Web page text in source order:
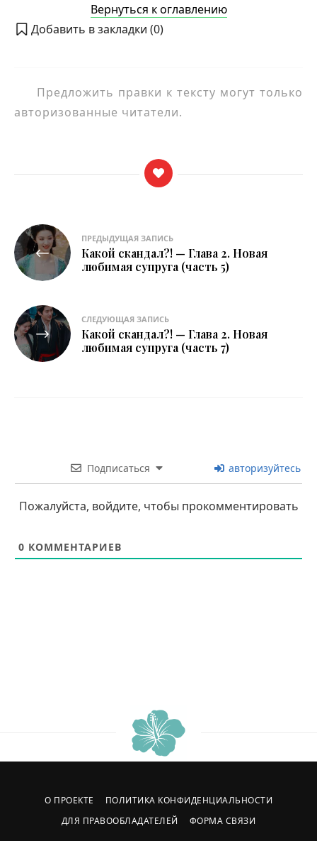
Вернуться к оглавлению
Добавить в закладки (0)
Предложить правки к тексту могут только
авторизованные читатели.
Навигация
по
записям
ПРЕДЫДУЩАЯ ЗАПИСЬ
Какой скандал?! — Глава 2. Новая
любимая супруга (часть 5)
СЛЕДУЮЩАЯ ЗАПИСЬ
Какой скандал?! — Глава 2. Новая
любимая супруга (часть 7)
Подписаться авторизуйтесь
Пожалуйста, войдите, чтобы прокомментировать
0 КОММЕНТАРИЕВ
О ПРОЕКТЕ
ПОЛИТИКА КОНФИДЕНЦИАЛЬНОСТИ
ДЛЯ ПРАВООБЛАДАТЕЛЕЙ
ФОРМА СВЯЗИ